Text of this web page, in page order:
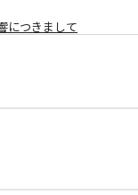
につきまして